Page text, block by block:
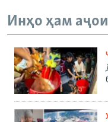
Инҳо ҳам